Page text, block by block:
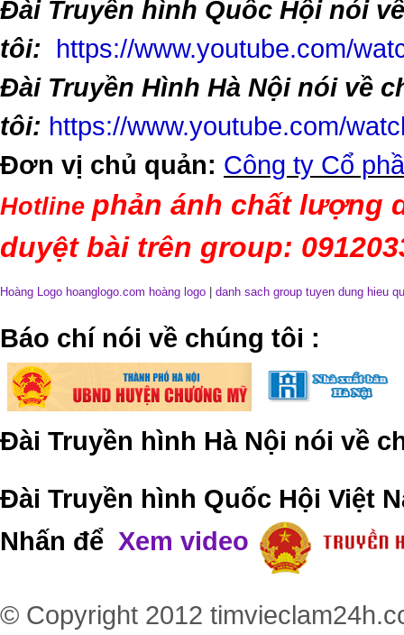
Đài Truyền hình Quốc Hội nói
tôi:
https://www.youtube.com/
Đài Truyền Hình Hà Nội nói về
tôi: https://www.youtube.com/
Đơn vị chủ quản: Công ty Cổ
Hotline phản ánh chất lượng
duyệt bài trên group:
Hoàng Logo hoanglogo.com hoàng logo danh sach group tuyen dung hieu
​Báo chí nói về chúng tôi :
Đài Truyền hình Hà Nội nói về
Đài Truyền hình Quốc Hội Việt
Nhấn để Xem video
© Copyright 2012